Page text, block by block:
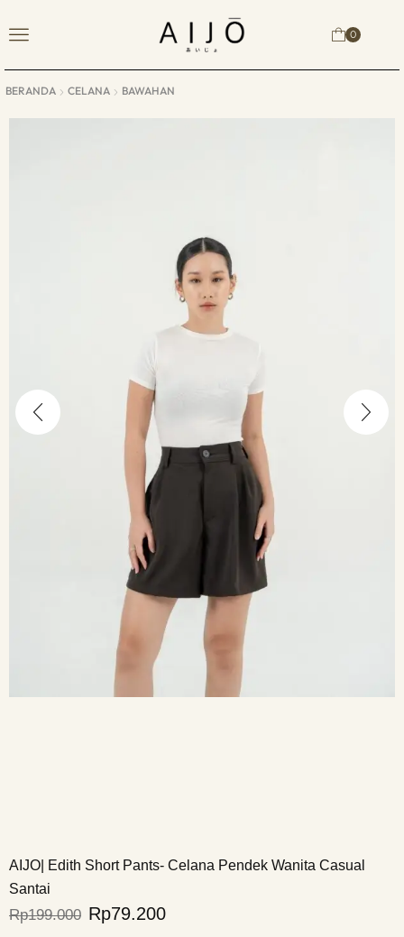
0
BERANDA CELANA BAWAHAN
AIJO| Edith Short Pants- Celana Pendek Wanita Casual
Santai
Rp199.000 Rp79.200